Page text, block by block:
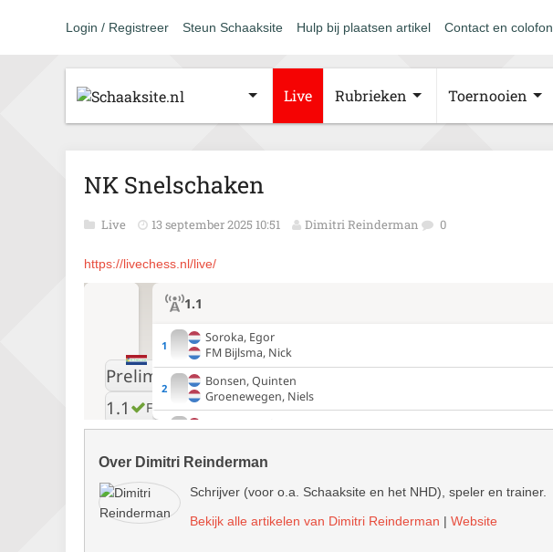
Login / Registreer Steun Schaaksite Hulp bij plaatsen artikel Contact en colofon
Live Rubrieken Toernooien
NK Snelschaken
Live 13 september 2025 10:51 Dimitri Reinderman 0
https://livechess.nl/live/
Over Dimitri Reinderman
Schrijver (voor o.a. Schaaksite en het NHD), speler en trainer.
Bekijk alle artikelen van Dimitri Reinderman | Website